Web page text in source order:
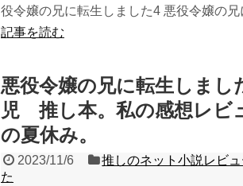
役令嬢の兄に転生しました4 悪役令嬢の兄
記事を読む
悪役令嬢の兄に転生しま
児 推し本。私の感想レビ
の夏休み。
2023/11/6 推しのネット小説レビュ
た